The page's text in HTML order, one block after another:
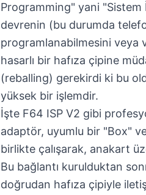
Programming" yani "Sistem
devrenin (bu durumda
programlanabilmesini veya
hasarlı bir hafıza çipine
(reballing) gerekirdi ki bu
yüksek bir işlemdir.
İşte F64 ISP V2 gibi
adaptör, uyumlu bir "Box"
birlikte çalışarak, anakart
Bu bağlantı kurulduktan
doğrudan hafıza çipiyle